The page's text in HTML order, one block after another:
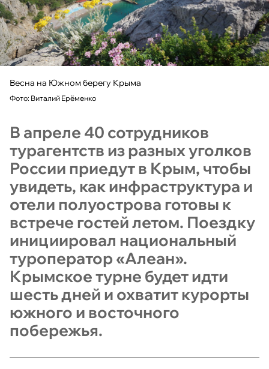
Весна на Южном берегу Крыма
Фото: Виталий Ерёменко
В апреле 40 сотрудников
турагентств из разных уголков
России приедут в Крым, чтобы
увидеть, как инфраструктура и
отели полуострова готовы к
встрече гостей летом. Поездку
инициировал национальный
туроператор «Алеан».
Крымское турне будет идти
шесть дней и охватит курорты
южного и восточного
побережья.